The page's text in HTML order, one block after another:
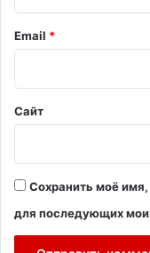
и
й
Email *
Сайт
Сохранить моё имя,
для последующих